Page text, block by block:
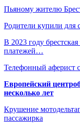
Пьяному жителю
Родители купили для
В 2023 году
платежей…
Телефонный аферист
Европейский
несколько лет
Крушение
пассажирка